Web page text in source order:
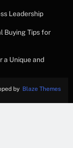
Leadership
Buying Tips for
a Unique and
by Blaze Themes